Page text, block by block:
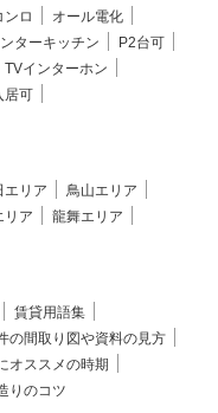
ンロ
オール電化
ターキッチン
P2台可
TVインターホン
居可
エリア
鳥山エリア
リア
龍舞エリア
賃貸用語集
の間取り図や資料の見方
オススメの時期
りのコツ